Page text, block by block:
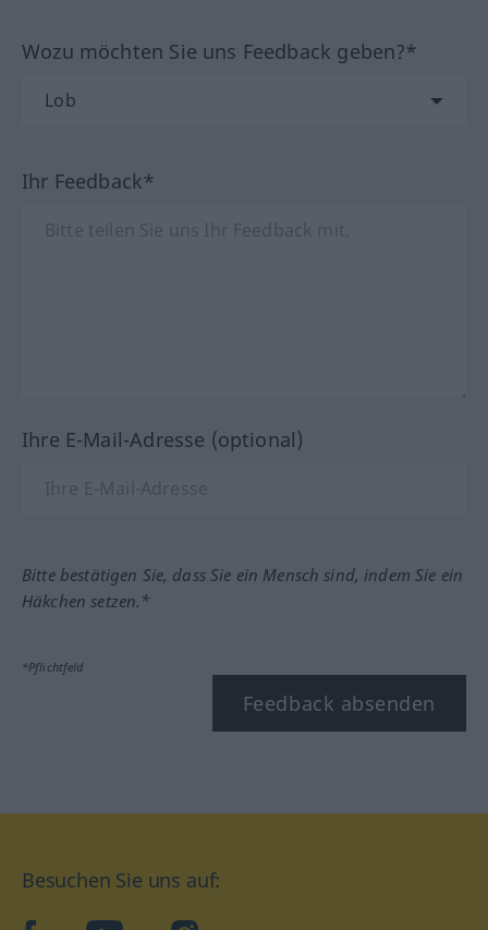
Wozu möchten Sie uns Feedback geben?*
Ihr Feedback*
Ihre E-Mail-Adresse (optional)
Bitte bestätigen Sie, dass Sie ein Mensch sind, indem Sie ein
Häkchen setzen.*
*Pflichtfeld
Feedback absenden
Besuchen Sie uns auf: